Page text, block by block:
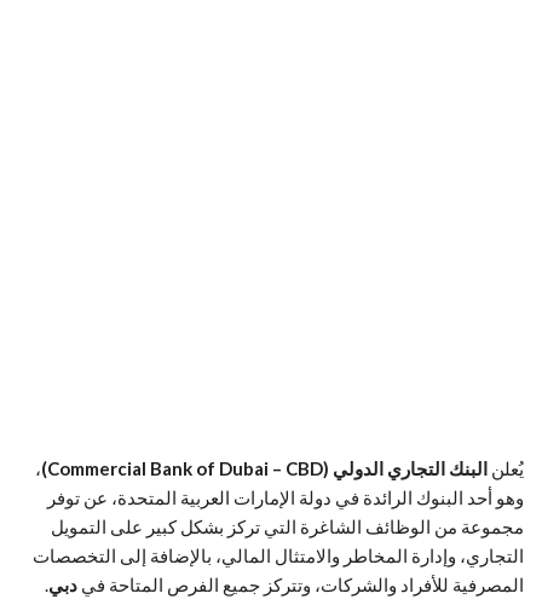
يُعلن البنك التجاري الدولي (Commercial Bank of Dubai – CBD)
،
وهو أحد البنوك الرائدة في دولة الإمارات العربية المتحدة، عن توفر
مجموعة من الوظائف الشاغرة التي تركز بشكل كبير على التمويل
التجاري، وإدارة المخاطر والامتثال المالي، بالإضافة إلى التخصصات
المصرفية للأفراد والشركات، وتتركز جميع الفرص المتاحة في دبي.